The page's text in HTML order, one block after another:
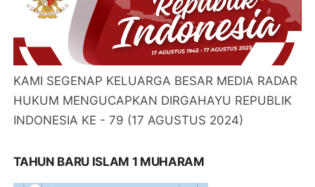
KAMI SEGENAP KELUARGA BESAR MEDIA RADAR
HUKUM MENGUCAPKAN DIRGAHAYU REPUBLIK
INDONESIA KE - 79 (17 AGUSTUS 2024)
TAHUN BARU ISLAM 1 MUHARAM